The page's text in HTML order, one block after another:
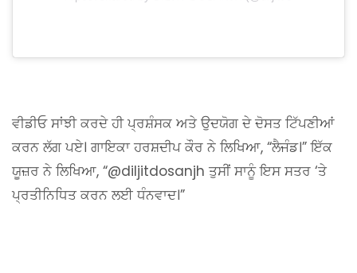
ਵੀਡੀਓ ਸਾਂਝੀ ਕਰਦੇ ਹੀ ਪ੍ਰਸ਼ੰਸਕ ਅਤੇ ਉਦਯੋਗ ਦੇ ਦੋਸਤ ਟਿੱਪਣੀਆਂ
ਕਰਨ ਲੱਗ ਪਏ। ਗਾਇਕਾ ਹਰਸ਼ਦੀਪ ਕੌਰ ਨੇ ਲਿਖਿਆ, “ਲੈਜੰਡ।” ਇੱਕ
ਯੂਜ਼ਰ ਨੇ ਲਿਖਿਆ, “@diljitdosanjh ਤੁਸੀਂ ਸਾਨੂੰ ਇਸ ਸਤਰ ‘ਤੇ
ਪ੍ਰਤੀਨਿਧਿਤ ਕਰਨ ਲਈ ਧੰਨਵਾਦ।”